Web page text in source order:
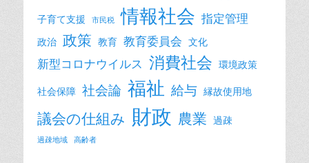
子育て支援 市民税 情報社会 指定管理
政治 政策 教育 教育委員会 文化
新型コロナウイルス 消費社会 環境政策
社会保障 社会論 福祉 給与 縁故使用地
議会の仕組み 財政 農業 過疎
過疎地域 高齢者